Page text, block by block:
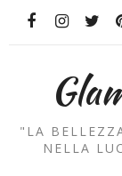
"LA
NELLA